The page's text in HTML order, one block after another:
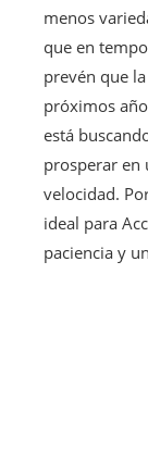
menos
que en
prevén que
próximos
está
prosperar en
velocidad.
ideal para
paciencia y